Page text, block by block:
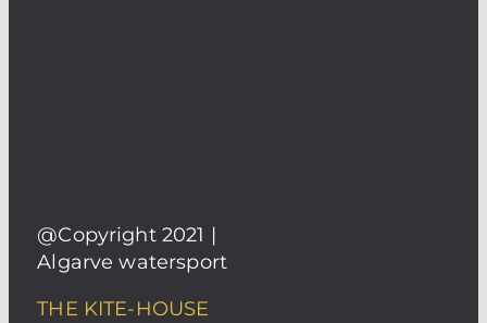
@Copyright 2021 |
Algarve watersport
THE KITE-HOUSE